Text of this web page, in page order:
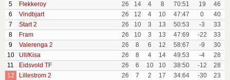
5
Flekkeroy 26 14 4 8 70:51 19
46
6
Vindbjart 26 12 4 10 47:47 0
40
7
Start 2 26 10 3 13 50:53 -3
33
8
Fram 26 10 3 13 47:69 -22
33
9
Valerenga 2 26 8 6 12 58:67 -9
30
10
Ull/Kisa 26 8 4 14 49:53 -4
28
11
Eidsvold TF 26 6 10 10 38:50 -12
28
12
Lillestrom 2 26 7 2 17 34:64 -30
23